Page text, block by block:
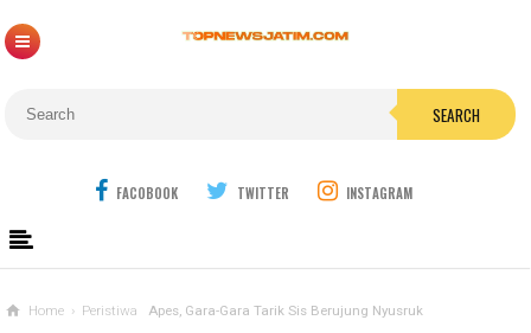
SEARCH
FACOBOOK TWITTER INSTAGRAM
Home › Peristiwa Apes, Gara-Gara Tarik Sis Berujung Nyusruk